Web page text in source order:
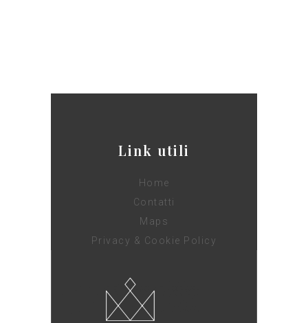
Link utili
Home
Contatti
Maps
Privacy & Cookie Policy